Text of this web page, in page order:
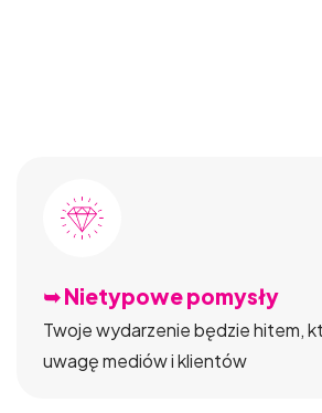
➥ Nietypowe pomysły
Twoje wydarzenie będzie hitem,
uwagę mediów i klientów